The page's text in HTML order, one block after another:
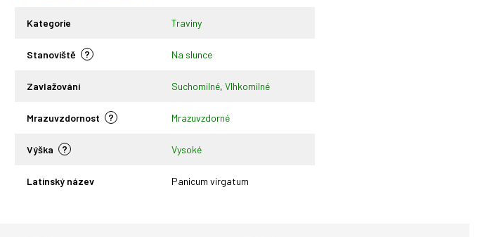
Kategorie Traviny
?
Stanoviště Na slunce
Zavlažování Suchomilné, Vlhkomilné
?
Mrazuvzdornost Mrazuvzdorné
?
Výška Vysoké
Latinský název Panicum virgatum